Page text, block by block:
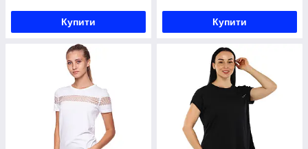
Купити Купити